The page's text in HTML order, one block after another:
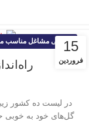
15
فروردین
معرفی مشاغل مناسب
در لیست ده کشور
گل‌های خود به خوبی